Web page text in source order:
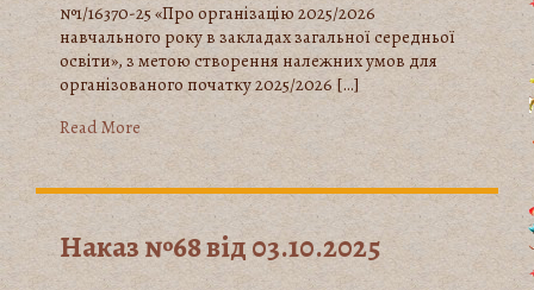
№1/16370-25 «Про організацію 2025/2026
навчального року в закладах загальної середньої
освіти», з метою створення належних умов для
організованого початку 2025/2026 […]
Read More
Наказ №68 від 03.10.2025